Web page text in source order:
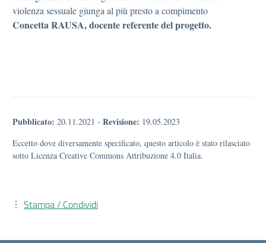
violenza sessuale giunga al più presto a compimento
Concetta RAUSA, docente referente del progetto.
Pubblicato: 20.11.2021 - Revisione: 19.05.2023
Eccetto dove diversamente specificato, questo articolo è stato rilasciato
sotto Licenza Creative Commons Attribuzione 4.0 Italia.
Stampa / Condividi